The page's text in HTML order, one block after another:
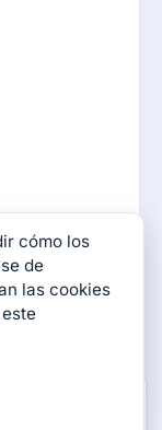
cómo los
de
las cookies